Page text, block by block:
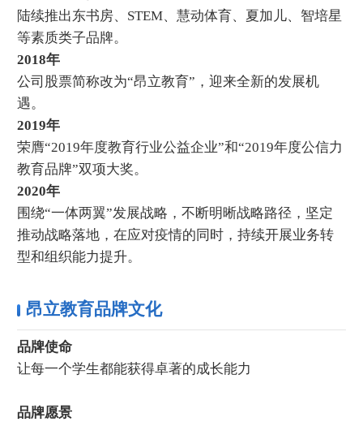
陆续推出东书房、STEM、慧动体育、夏加儿、智培星
等素质类子品牌。
2018年
公司股票简称改为“昂立教育”，迎来全新的发展机
遇。
2019年
荣膺“2019年度教育行业公益企业”和“2019年度公信力
教育品牌”双项大奖。
2020年
围绕“一体两翼”发展战略，不断明晰战略路径，坚定
推动战略落地，在应对疫情的同时，持续开展业务转
型和组织能力提升。
昂立教育品牌文化
品牌使命
让每一个学生都能获得卓著的成长能力
品牌愿景